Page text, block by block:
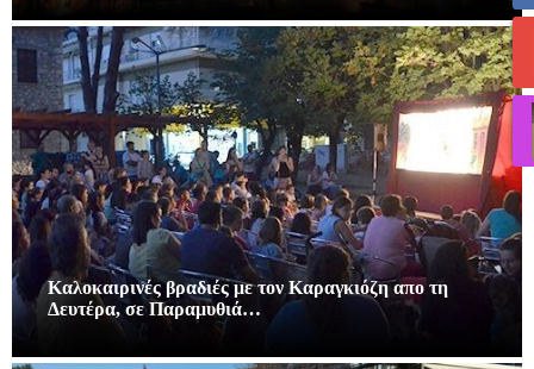
Καλοκαιρινές βραδιές με τον Καραγκιόζη απο τη
Δευτέρα, σε Παραμυθιά…